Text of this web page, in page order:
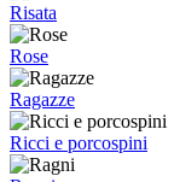
Risata
Rose
Ragazze
Ricci e porcospini